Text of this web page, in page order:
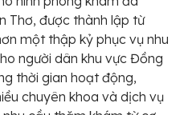
Thơ, được thành lập từ
một thập kỷ phục vụ nhu
người dân khu vực Đồng
thời gian hoạt động,
chuyên khoa và dịch vụ